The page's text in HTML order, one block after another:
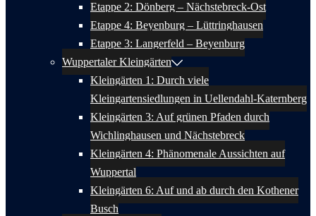
Etappe 2: Dönberg – Nächstebreck-Ost
Etappe 4: Beyenburg – Lüttringhausen
Etappe 3: Langerfeld – Beyenburg
Wuppertaler Kleingärten
Kleingärten 1: Durch viele
Kleingartensiedlungen in Uellendahl-Katernberg
Kleingärten 3: Auf grünen Pfaden durch
Wichlinghausen und Nächstebreck
Kleingärten 4: Phänomenale Aussichten auf
Wuppertal
Kleingärten 6: Auf und ab durch den Kothener
Busch